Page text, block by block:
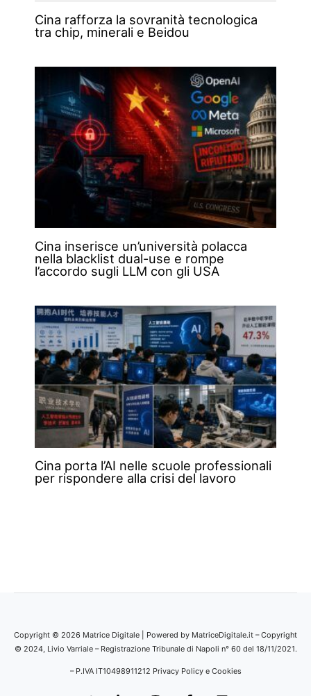
Cina rafforza la sovranità tecnologica
tra chip, minerali e Beidou
Cina inserisce un’università polacca
nella blacklist dual-use e rompe
l’accordo sugli LLM con gli USA
Cina porta l’AI nelle scuole professionali
per rispondere alla crisi del lavoro
Copyright © 2026 Matrice Digitale | Powered by MatriceDigitale.it – Copyright
© 2024, Livio Varriale – Registrazione Tribunale di Napoli n° 60 del 18/11/2021.
– P.IVA IT10498911212 Privacy Policy e Cookies